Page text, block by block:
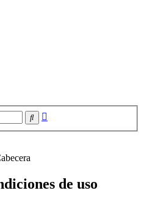
Buscar
de uso